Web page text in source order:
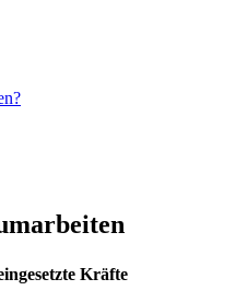
Kräfte